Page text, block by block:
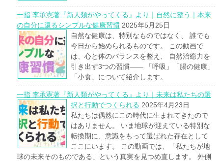
一指 李承憲著『新人類がやってくる』より｜自然に整う｜本来
の自分に還るシンプルな健康習慣2025年5月25日
自然な健康は、特別なものではなく、 誰でも
今日から始められるものです。 この動画で
は、心と体のバランスを整え、 自然治癒力を
引き出す3つの習慣―― 「呼吸」「腸の健康」
「小食」について紹介します。
一指 李承憲著『新人類がやってくる』より｜未来は私たちの選
択と行動でつくられる 2025年4月23日
私たちは偶然にこの時代に生まれてきたので
はありません。 いま地球が迎えている特別な
転換期に、意識をもって選ばれた存在として
ここにいます。 この動画では、「私たちが地
球の未来そのものである」という真実を見つめ直します。 外側